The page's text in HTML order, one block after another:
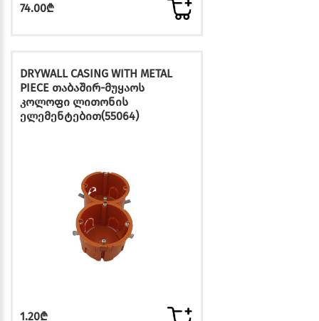
74.00₾
DRYWALL CASING WITH METAL
PIECE თაბაშირ-მუყაოს
კოლოფი ლითონის
ელემენტებით(55064)
1.20₾